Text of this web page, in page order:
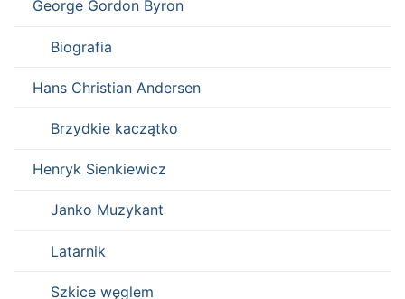
George Gordon Byron
Biografia
Hans Christian Andersen
Brzydkie kaczątko
Henryk Sienkiewicz
Janko Muzykant
Latarnik
Szkice węglem